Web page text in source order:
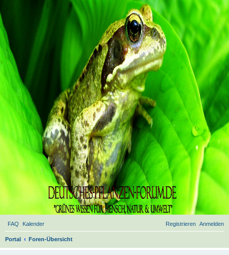
FAQ Kalender Anmelden
Registrieren
Portal Foren-Übersicht